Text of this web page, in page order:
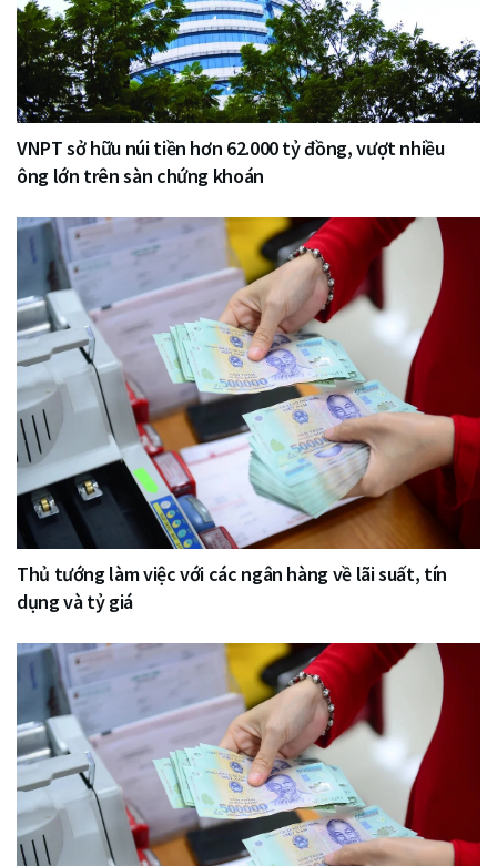
VNPT sở hữu núi tiền hơn 62.000 tỷ đồng, vượt nhiều
ông lớn trên sàn chứng khoán
Thủ tướng làm việc với các ngân hàng về lãi suất, tín
dụng và tỷ giá